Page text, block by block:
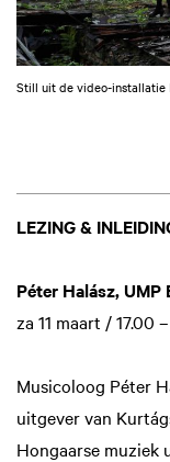
Still uit de video-installatie
LEZING &
Péter Halász,
za 11 maart / 17.00
Musicoloog Péter
uitgever van
Hongaarse muziek